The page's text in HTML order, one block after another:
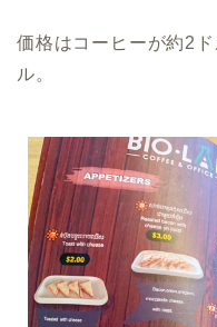
価格はコーヒーが約2
ル。